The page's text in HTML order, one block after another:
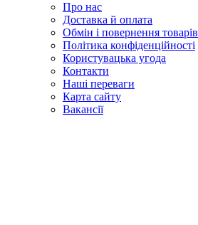
Про нас
Доставка й оплата
Обмін і повернення товарів
Політика конфіденційності
Користувацька угода
Контакти
Наші переваги
Карта сайту
Вакансії